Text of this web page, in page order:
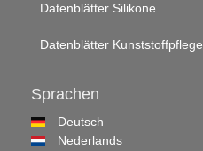
Datenblätter Silikone
Datenblätter Kunststoffpflege
Sprachen
Deutsch
Nederlands